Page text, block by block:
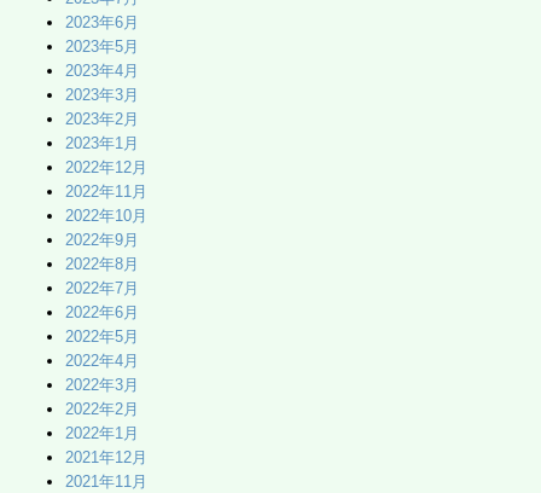
2023年6月
2023年5月
2023年4月
2023年3月
2023年2月
2023年1月
2022年12月
2022年11月
2022年10月
2022年9月
2022年8月
2022年7月
2022年6月
2022年5月
2022年4月
2022年3月
2022年2月
2022年1月
2021年12月
2021年11月